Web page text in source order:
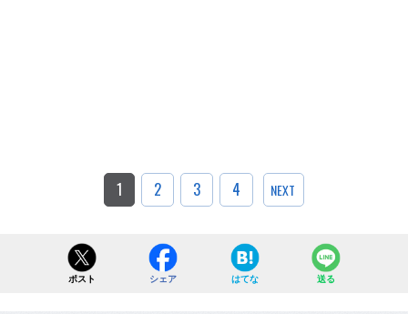
1 2 3 4 NEXT
ポスト シェア はてな 送る